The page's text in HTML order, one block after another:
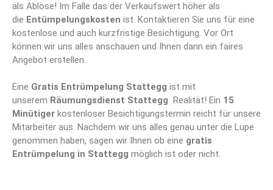
als Ablöse! Im Falle das der Verkaufswert höher als
die Entümpelungskosten ist. Kontaktieren Sie uns für eine
kostenlose und auch kurzfristige Besichtigung. Vor Ort
können wir uns alles anschauen und Ihnen dann ein faires
Angebot erstellen.
Eine Gratis Entrümpelung Stattegg ist mit
unserem Räumungsdienst Stattegg Realität! Ein 15
Minütiger kostenloser Besichtigungstermin reicht für unsere
Mitarbeiter aus. Nachdem wir uns alles genau unter die Lupe
genommen haben, sagen wir Ihnen ob eine gratis
Entrümpelung in Stattegg möglich ist oder nicht.